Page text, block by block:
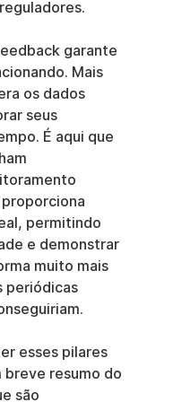
garante
Mais
os dados
seus
É aqui que
permitindo
e demonstrar
muito mais
periódicas
esses pilares
breve resumo do
são